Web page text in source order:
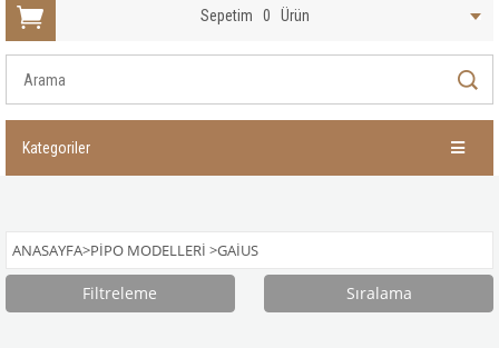
Sepetim 0 Ürün
Kategoriler
ANASAYFA>PIPO MODELLERI >GAIUS
Filtreleme Sıralama